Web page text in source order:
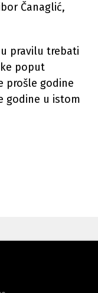
Čanaglić,
pravilu trebati
poput
prošle godine
godine u istom